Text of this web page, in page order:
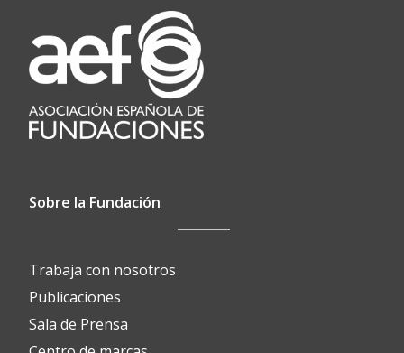
Sobre la Fundación
Trabaja con nosotros
Publicaciones
Sala de Prensa